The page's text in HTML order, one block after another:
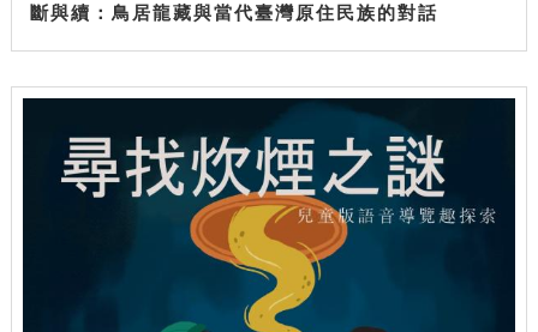
斷與續：鳥居龍藏與當代臺灣原住民族的對話